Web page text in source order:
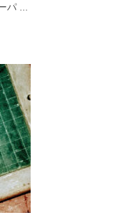
パ ...